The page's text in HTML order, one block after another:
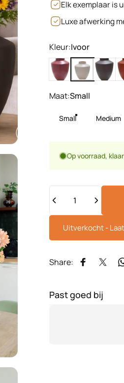
Elk exemplaar is
Luxe afwerking
Kleur
Kleur:Ivoor
Mauve Ivoor Taupe
Maat
Maat:Small
Small Medium
Op voorraad,
Uitverkocht -
Share: Delen op
Past goed bij